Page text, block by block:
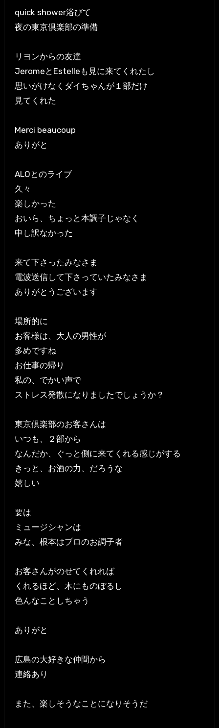
quick shower浴びて
夜の東京倶楽部の準備
リヨンからの友達
JeromeとEstelleも見に来てくれたし
思いがけなくダイちゃんが１部だけ
見てくれた
Merci beaucoup
ありがと
ALOとのライブ
久々
楽しかった
おいら、ちょっと本調子じゃなく
申し訳なかった
来て下さったみなさま
電波送信して下さっていたみなさま
ありがとうございます
場所的に
お客様は、大人の男性が
多めですね
お仕事の帰り
私の、でかい声で
ストレス発散になりましたでしょうか？
東京倶楽部のお客さんは
いつも、２部から
なんだか、ぐっと側に来てくれる感じがする
きっと、お酒の力、だろうな
嬉しい
要は
ミュージシャンは
みな、根本はプロのお調子者
お客さんがのせてくれれば
くれるほど、木にものぼるし
色んなことしちゃう
ありがと
広島の大好きな仲間から
連絡あり
また、楽しそうなことになりそうだ